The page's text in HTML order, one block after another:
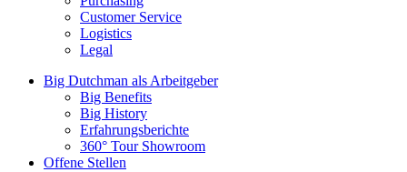
Customer Service
Logistics
Legal
Big Dutchman als Arbeitgeber
Big Benefits
Big History
Erfahrungsberichte
360° Tour Showroom
Offene Stellen